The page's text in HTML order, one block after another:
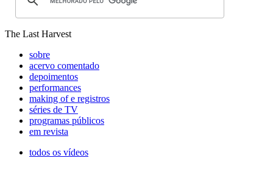
The Last Harvest
sobre
acervo comentado
depoimentos
performances
making of e registros
séries de TV
programas públicos
em revista
todos os vídeos